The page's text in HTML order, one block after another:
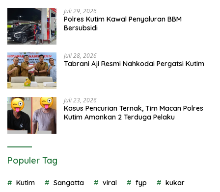
Juli 29, 2026
Polres Kutim Kawal Penyaluran BBM
Bersubsidi
Juli 28, 2026
Tabrani Aji Resmi Nahkodai Pergatsi Kutim
Juli 23, 2026
Kasus Pencurian Ternak, Tim Macan Polres
Kutim Amankan 2 Terduga Pelaku
Populer Tag
Kutim Sangatta viral fyp kukar